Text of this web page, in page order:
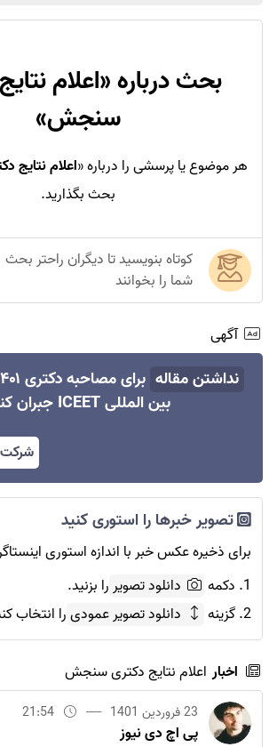
بحث درباره «اعلام
سنجش»
هر موضوع یا پرسشی را درباره «اعلام
بحث بگذارید.
کوتاه بنویسید تا دیگران راحتر بحث
شما را بخوانند
آگهی
نداشتن مقاله
بین المللی ICEET جبران کنید
شرکت
تصویر خبرها را استوری کنید
برای ذخیره عکس خبر با اندازه استوری
1. دکمه
دانلود تصویررا بزنید.
2. گزینه
دانلود تصویر عمودیرا انتخاب
اخبار اعلام نتایج دکتری سنجش
23 فروردین 1401 21:54
پی اچ دی نیوز